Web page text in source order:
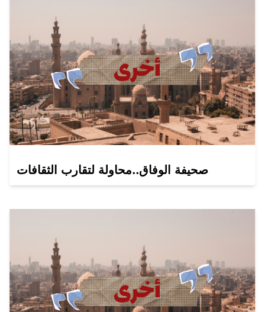
صحيفة الوفاق..محاولة لتقارب الثقافات